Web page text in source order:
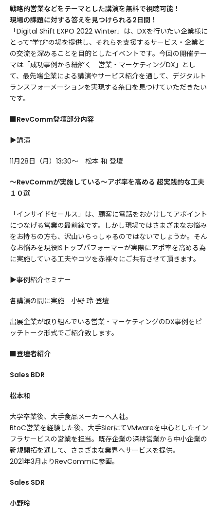
戦略的営業などをテーマとした講演を無料で視聴可能！
現場の課題に対する答えを見つけられる2日間！
「Digital Shift EXPO 2022 Winter」は、DXを行いたい企業様に
とって”学び”の場を提供し、それらを支援するサービス・企業と
の交流を深めることを目的としたイベントです。今回の開催テー
マは「成功事例から紐解く 営業・マーケティングDX」とし
て、最先端企業による講演やサービス紹介を通して、デジタルト
ランスフォーメーションを実現する糸口を見つけていただきたい
です。
■RevComm登壇部分内容
▶講演
11月28日（月）13:30～ 松本 和 登壇
～RevCommが実施している〜アポ率を高める 超実践的な工夫
１０選
「インサイドセールス」は、顧客に電話をおかけしてアポイント
につなげる営業の最前線です。しかし現場ではさまざまなお悩み
をお持ちの方も、沢山いらっしゃるのではないでしょうか。そん
なお悩みを現役ISトップパフォーマーが実際にアポ率を高める為
に実施している工夫やコツを赤裸々にご共有させて頂きます。
▶事例紹介セミナー
各講演の間に実施 小野 玲 登壇
出展企業が取り組んでいる営業・マーケティングのDX事例をピ
ッチトーク形式でご紹介致します。
■登壇者紹介
Sales BDR
松本和
大学卒業後、大手食品メーカーへ入社。
BtoC営業を経験した後、大手SIerにてVMwareを中心としたイン
フラサービスの営業を担当。既存企業の深耕営業から中小企業の
新規開拓を通して、さまざまな業界へサービスを提供。
2021年3月よりRevCommに参画。
Sales SDR
小野玲